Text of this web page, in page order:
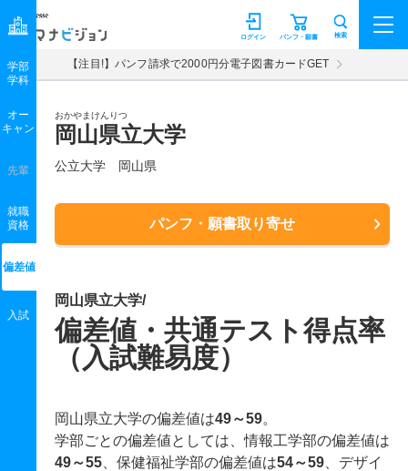
マナビジョン パンフ・願書
ログイン 検索
【注目!】パンフ請求で2000円分電子図書カードGET
おかやまけんりつ
岡山県立大学
公立大学 岡山県
パンフ・願書取り寄せ
学部
学科
オー
キャン
先輩
就職
資格
偏差値
入試
岡山県立大学/
偏差値・共通テスト得点率
（入試難易度）
岡山県立大学の偏差値は49～59。
学部ごとの偏差値としては、情報工学部の偏差値は
49～55 、保健福祉学部の偏差値は54～59 、デザイ